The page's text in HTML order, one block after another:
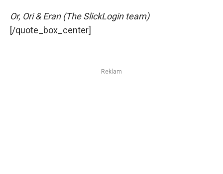
Or, Ori & Eran (The SlickLogin team)
[/quote_box_center]
Reklam